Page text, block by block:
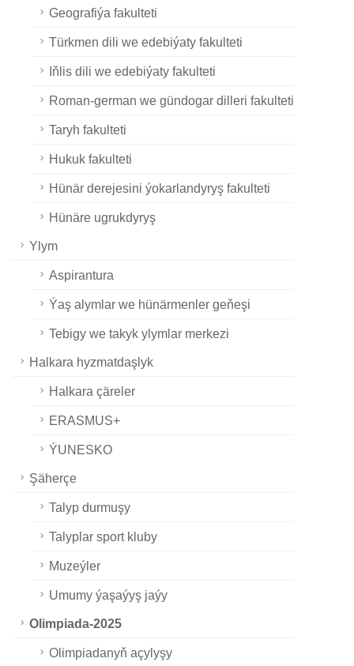
Geografiýa fakulteti
Türkmen dili we edebiýaty fakulteti
Iňlis dili we edebiýaty fakulteti
Roman-german we gündogar dilleri fakulteti
Taryh fakulteti
Hukuk fakulteti
Hünär derejesini ýokarlandyryş fakulteti
Hünäre ugrukdyryş
Ylym
Aspirantura
Ýaş alymlar we hünärmenler geňeşi
Tebigy we takyk ylymlar merkezi
Halkara hyzmatdaşlyk
Halkara çäreler
ERASMUS+
ÝUNESKO
Şäherçe
Talyp durmuşy
Talyplar sport kluby
Muzeýler
Umumy ýaşaýyş jaýy
Olimpiada-2025
Olimpiadanyň açylyşy